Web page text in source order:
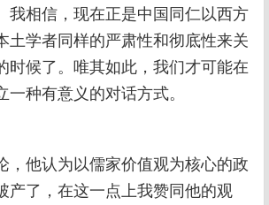
我相信，现在正是中国同仁以西方
土学者同样的严肃性和彻底性来关
时候了。唯其如此，我们才可能在
种有意义的对话方式。
，他认为以儒家价值观为核心的政
产了，在这一点上我赞同他的观